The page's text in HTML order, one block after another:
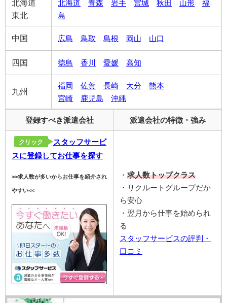
北海道
東北
北海道 青森 岩手 宮城 秋田 山形
福
島
中国 広島 鳥取 島根 岡山 山口
四国 徳島 香川 愛媛 高知
九州
福岡 佐賀 長崎 大分
熊本
宮崎
鹿児島 沖縄
登録すべき派遣会社 派遣会社の特徴・強み
クリック
スタッフサービ
スに登録してお仕事を探す
>>求人数が多いからお仕事を紹介され
やすい<<
・ 求人数トップクラス
・リクルートグループだか
ら安心
・翌月から仕事を始められ
る
スタッフサービスの評判・
口コミ